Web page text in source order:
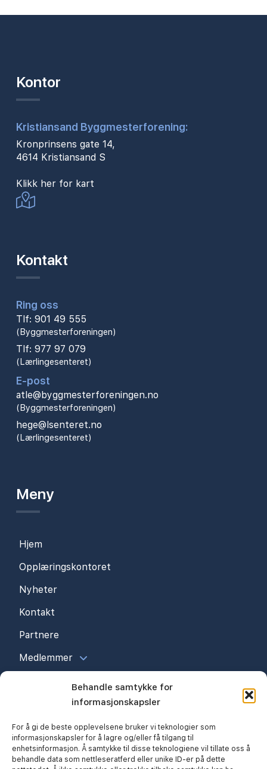
Behandle samtykke for
informasjonskapsler
For å gi de beste opplevelsene bruker vi teknologier som
informasjonskapsler for å lagre og/eller få tilgang til
enhetsinformasjon. Å samtykke til disse teknologiene vil tillate oss å
behandle data som nettleseratferd eller unike ID-er på dette
Kontor
Kristiansand Byggmesterforening:
Kronprinsens gate 14,
4614 Kristiansand S
Klikk her for kart
Kontakt
Ring oss
Tlf: 901 49 555
(Byggmesterforeningen)
Tlf: 977 97 079
(Lærlingesenteret)
E-post
atle@byggmesterforeningen.no
(Byggmesterforeningen)
hege@lsenteret.no
(Lærlingesenteret)
Meny
Hjem
Opplæringskontoret
Nyheter
Kontakt
Partnere
Medlemmer